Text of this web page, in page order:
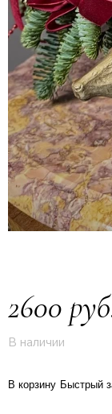
2600
В наличии
В корзину Быстрый